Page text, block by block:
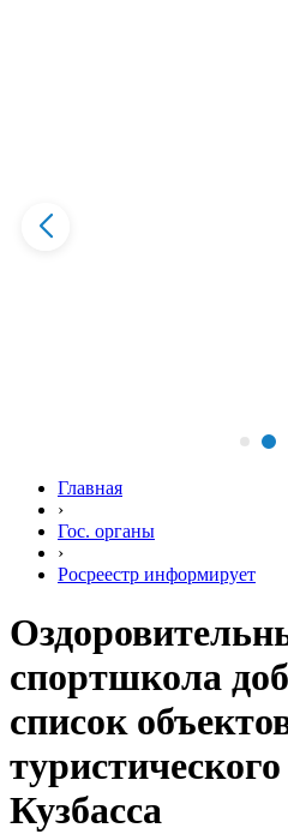
Главная
›
Гос. органы
›
Росреестр информирует
спортшкола
список
Кузбасса